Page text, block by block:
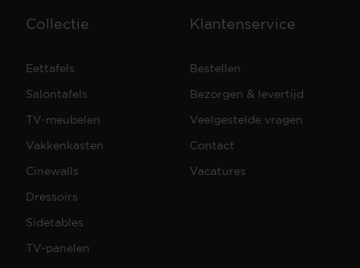
Collectie
Eettafels
Salontafels
TV-meubelen
Vakkenkasten
Cinewalls
Dressoirs
Sidetables
TV-panelen
Klantenservice
Bestellen
Bezorgen & levertijd
Veelgestelde vragen
Contact
Vacatures